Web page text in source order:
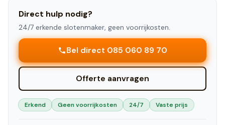
Direct hulp nodig?
24/7 erkende slotenmaker, geen voorrijkosten.
Bel direct 085 060 89 70
Offerte aanvragen
Erkend Geen voorrijkosten 24/7 Vaste prijs